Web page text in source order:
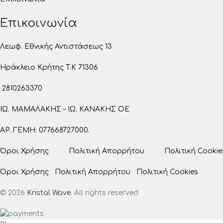
Επικοινωνία
Λεωφ. Εθνικής Αντιστάσεως 13
Ηράκλειο Κρήτης T.K 71306
2810263370
ΙΩ. ΜΑΜΑΛΑΚΗΣ – ΙΩ. ΚΑΝΑΚΗΣ ΟΕ
ΑΡ. ΓΕΜΗ: 077668727000.
Όροι Χρήσης Πολιτική Απορρήτου Πολιτική
Όροι Χρήσης Πολιτική Απορρήτου Πολιτική Cookies
© 2026 Kristal Wave. All rights reserved